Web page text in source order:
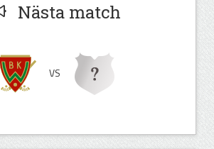
Nästa match
VS